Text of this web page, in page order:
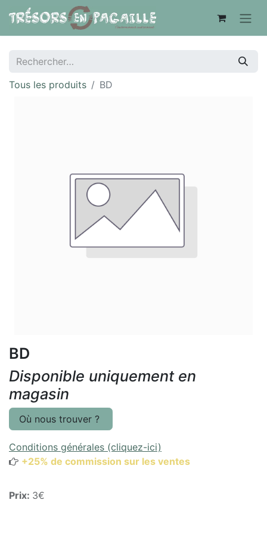
Tous les produits BD
BD
Disponible uniquement en
magasin
Où nous trouver ?
Conditions générales (cliquez-ici)
+25% de commission sur les ventes
Prix: 3€